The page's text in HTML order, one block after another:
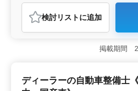
おすすめポイント
＜経験豊富な自動車整備士を募集
シェなどの輸入車整備を担当するベ
が整っています。 ＜働きやすい
ので、ワークライフバランスを保ち
検討リスト に追加
掲載期間
ディーラーの自動車整備士